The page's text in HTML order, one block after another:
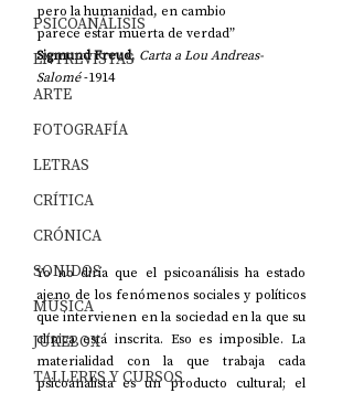
PSICOANÁLISIS
ENTREVISTAS
ARTE
FOTOGRAFÍA
LETRAS
CRÍTICA
CRÓNICA
SONIDOS
MÚSICA
JUKEBOX
TALLERES Y CURSOS
pero la humanidad, en cambio
parece estar muerta de verdad”
Sigmund Freud, Carta a Lou Andreas-
Salomé -1914
Yo no diría que el psicoanálisis ha estado
ajeno de los fenómenos sociales y políticos
que intervienen en la sociedad en la que su
clínica está inscrita. Eso es imposible. La
materialidad con la que trabaja cada
psicoanalista es un producto cultural; el